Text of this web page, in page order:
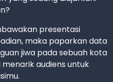
presentasi
maka paparkan data
jiwa pada sebuah kota
audiens untuk